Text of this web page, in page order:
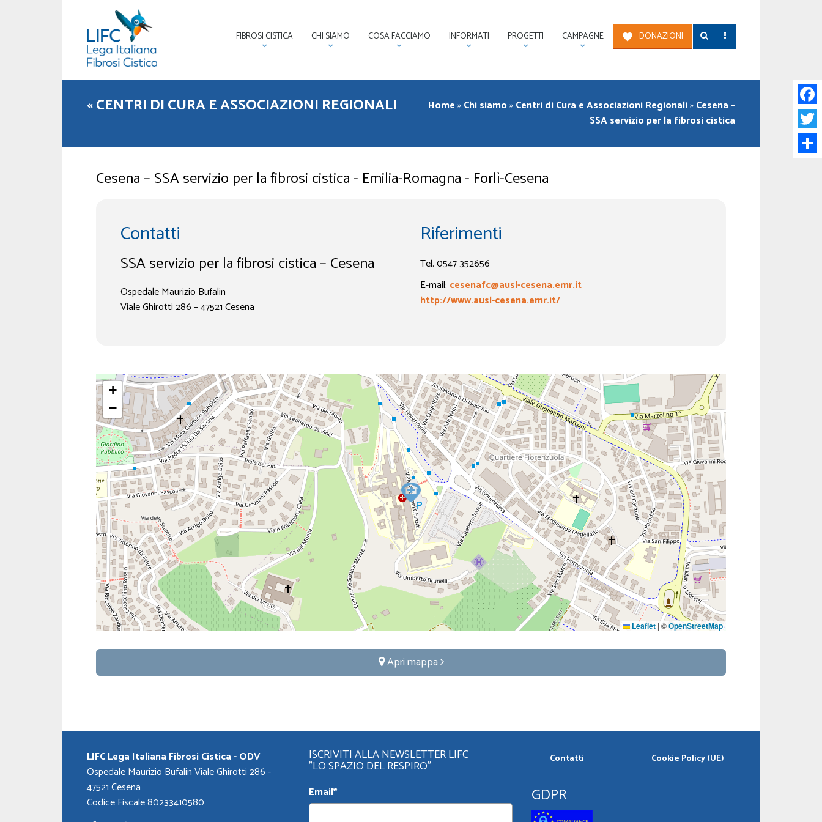
FIBROSI CISTICA CHI SIAMO COSA FACCIAMO INFORMATI PROGETTI CAMPAGNE DONAZIONI
« CENTRI DI CURA E ASSOCIAZIONI REGIONALI Home»Chi siamo»Centri di Cura e Associazioni Regionali»Cesena –
SSA servizio per la fibrosi cistica
Cesena – SSA servizio per la fibrosi cistica - Emilia-Romagna - Forlì-Cesena
Contatti
SSA servizio per la fibrosi cistica – Cesena
Ospedale Maurizio Bufalin
Viale Ghirotti 286 – 47521 Cesena
Riferimenti
Tel. 0547 352656
E-mail: cesenafc@ausl-cesena.emr.it
http://www.ausl-cesena.emr.it/
+
−
Leaflet | ©OpenStreetMap
Apri mappa
LIFC Lega Italiana Fibrosi Cistica - ODV
Ospedale Maurizio Bufalin Viale Ghirotti 286 -
47521 Cesena
Codice Fiscale 80233410580
ISCRIVITI ALLA NEWSLETTER LIFC
"LO SPAZIO DEL RESPIRO"
Email*
Contatti Cookie Policy (UE)
GDPR